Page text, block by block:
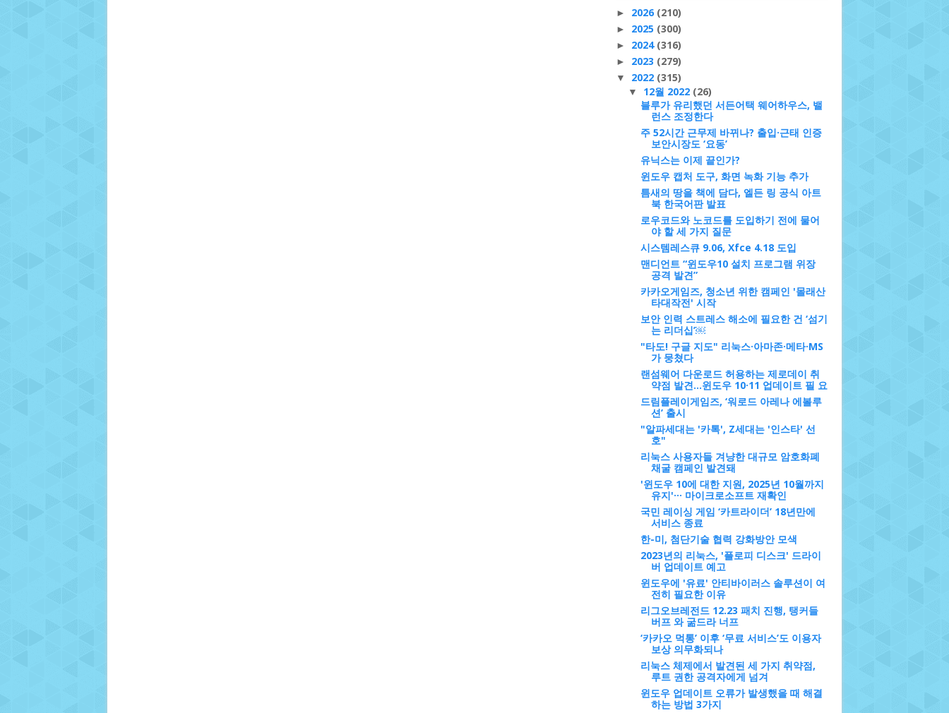
► 2026 (210)
► 2025 (300)
► 2024 (316)
► 2023 (279)
▼ 2022 (315)
▼ 12월 2022 (26)
블루가 유리했던 서든어택 웨어하우스, 밸
런스 조정한다
주 52시간 근무제 바뀌나? 출입·근태 인증
보안시장도 ‘요동’
유닉스는 이제 끝인가?
윈도우 캡처 도구, 화면 녹화 기능 추가
틈새의 땅을 책에 담다, 엘든 링 공식 아트
북 한국어판 발표
로우코드와 노코드를 도입하기 전에 물어
야 할 세 가지 질문
시스템레스큐 9.06, Xfce 4.18 도입
맨디언트 “윈도우10 설치 프로그램 위장
공격 발견”
카카오게임즈, 청소년 위한 캠페인 '몰래산
타대작전' 시작
보안 인력 스트레스 해소에 필요한 건 ‘섬기
는 리더십’￼
"타도! 구글 지도" 리눅스·아마존·메타·MS
가 뭉쳤다
랜섬웨어 다운로드 허용하는 제로데이 취
약점 발견…윈도우 10·11 업데이트 필 요
드림플레이게임즈, ‘워로드 아레나 에볼루
션’ 출시
"알파세대는 '카톡', Z세대는 '인스타' 선
호"
리눅스 사용자들 겨냥한 대규모 암호화폐
채굴 캠페인 발견돼
'윈도우 10에 대한 지원, 2025년 10월까지
유지'··· 마이크로소프트 재확인
국민 레이싱 게임 ‘카트라이더’ 18년만에
서비스 종료
한-미, 첨단기술 협력 강화방안 모색
2023년의 리눅스, '플로피 디스크' 드라이
버 업데이트 예고
윈도우에 '유료' 안티바이러스 솔루션이 여
전히 필요한 이유
리그오브레전드 12.23 패치 진행, 탱커들
버프 와 굶드라 너프
‘카카오 먹통’ 이후 ‘무료 서비스’도 이용자
보상 의무화되나
리눅스 체제에서 발견된 세 가지 취약점,
루트 권한 공격자에게 넘겨
윈도우 업데이트 오류가 발생했을 때 해결
하는 방법 3가지